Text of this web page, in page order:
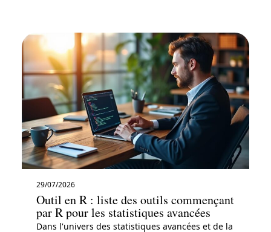
29/07/2026
Outil en R : liste des outils commençant
par R pour les statistiques avancées
Dans l'univers des statistiques avancées et de la